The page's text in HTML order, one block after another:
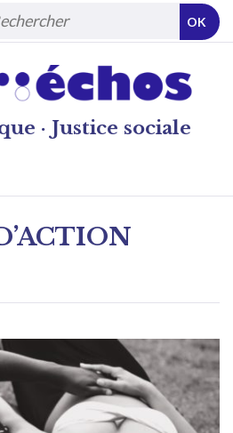
· Justice sociale
OK